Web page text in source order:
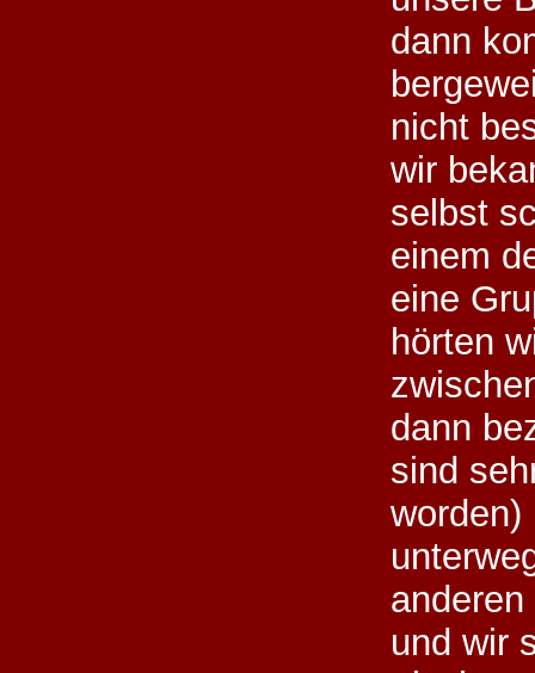
dann
nicht
wir
selbst
einem
eine
hörten
dann
sind
worden)
und wir